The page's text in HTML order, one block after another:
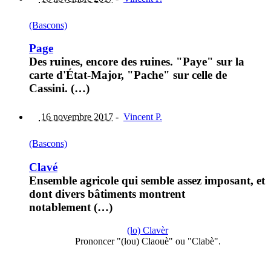
(Bascons)
Page
Des ruines, encore des ruines. "Paye" sur la
carte d'État-Major, "Pache" sur celle de
Cassini. (…)
16 novembre 2017 - Vincent P.
(Bascons)
Clavé
Ensemble agricole qui semble assez imposant, et
dont divers bâtiments montrent
notablement (…)
(lo) Clavèr
Prononcer "(lou) Claouè" ou "Clabè".